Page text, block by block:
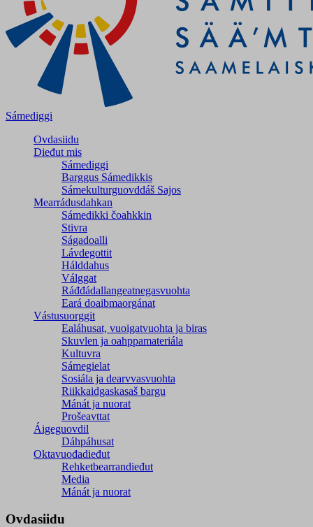
Sámediggi
Ovdasiidu
Dieđut mis
Sámediggi
Barggus Sámedikkis
Sámekulturguovddáš Sajos
Mearrádusdahkan
Sámedikki čoahkkin
Stivra
Ságadoalli
Lávdegottit
Hálddahus
Válggat
Ráđđádallangeatnegas­vuohta
Eará doaibmaorgánat
Vástusuorggit
Ealáhusat, vuoigatvuohta ja biras
Skuvlen ja oahppamateriála
Kultuvra
Sámegielat
Sosiála ja dearvvasvuohta
Riikkaidgaskasaš bargu
Mánát ja nuorat
Prošeavttat
Áigeguovdil
Dáhpáhusat
Oktavuođadieđut
Rehketbearrandieđut
Media
Mánát ja nuorat
Ovdasiidu